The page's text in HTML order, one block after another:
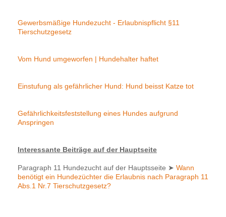
Gewerbsmäßige Hundezucht - Erlaubnispflicht §11
Tierschutzgesetz
Vom Hund umgeworfen | Hundehalter haftet
Einstufung als gefährlicher Hund: Hund beisst Katze tot
Gefährlichkeitsfeststellung eines Hundes aufgrund
Anspringen
Interessante Beiträge auf der Hauptseite
Paragraph 11 Hundezucht auf der Hauptsseite ➤ Wann
benötigt ein Hundezüchter die Erlaubnis nach Paragraph 11
Abs.1 Nr.7 Tierschutzgesetz?